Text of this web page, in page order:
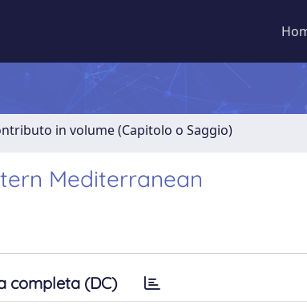
in volume (Capitolo o Saggio)
Mediterranean
completa (DC)